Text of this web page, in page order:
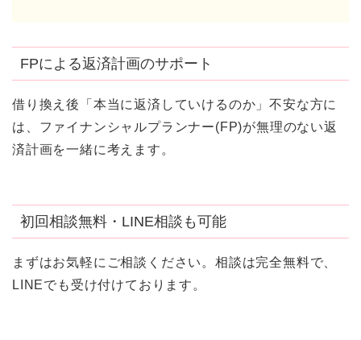
FPによる返済計画のサポート
借り換え後「本当に返済していけるのか」不安な方に
は、ファイナンシャルプランナー(FP)が無理のない返
済計画を一緒に考えます。
初回相談無料・LINE相談も可能
まずはお気軽にご相談ください。相談は完全無料で、
LINEでも受け付けております。